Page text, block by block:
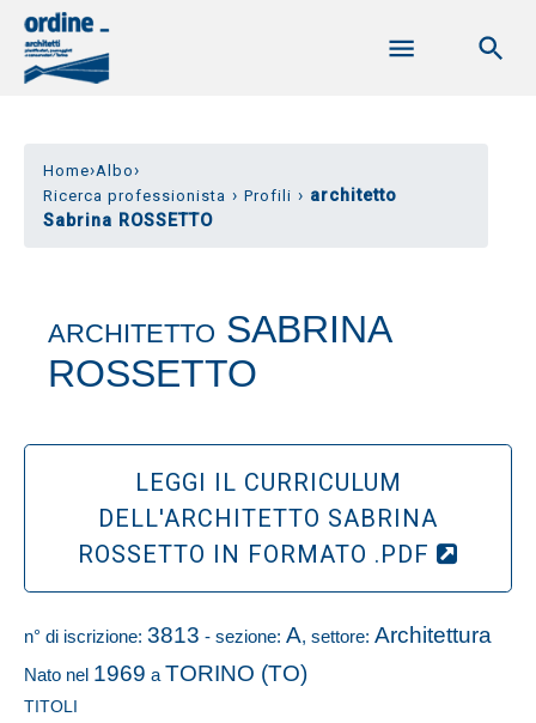
Home›Albo›
Ricerca professionista › Profili › architetto
Sabrina ROSSETTO
ARCHITETTO SABRINA
ROSSETTO
LEGGI IL CURRICULUM
DELL'ARCHITETTO SABRINA
ROSSETTO IN FORMATO .PDF
n° di iscrizione: 3813 - sezione: A, settore: Architettura
Nato nel 1969 a TORINO (TO)
TITOLI